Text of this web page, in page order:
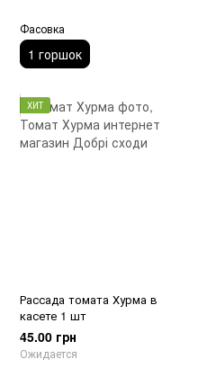
Фасовка
1 горшок
ХИТ
Рассада томата Хурма в
касете 1 шт
45.00 грн
Ожидается